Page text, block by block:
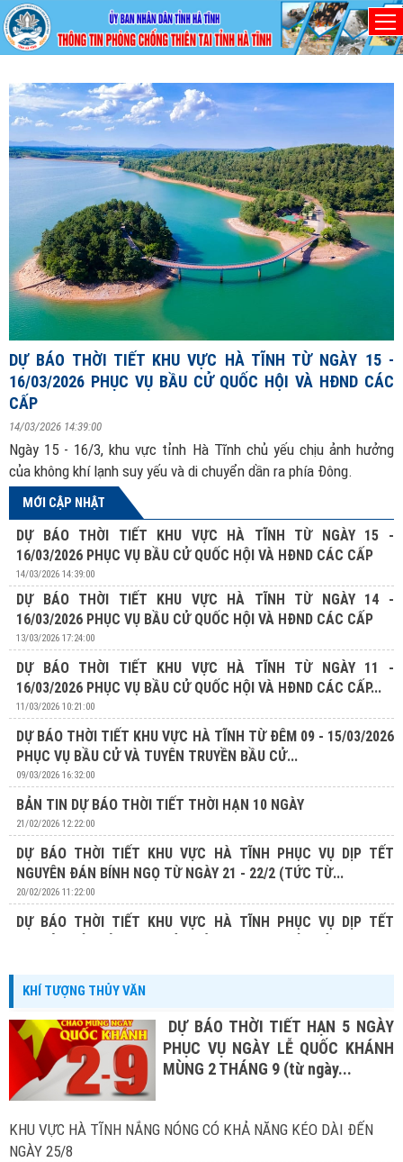
Thứ Hai, 10/8/2026
DỰ BÁO THỜI TIẾT KHU VỰC HÀ TĨNH TỪ NGÀY 15 -
16/03/2026 PHỤC VỤ BẦU CỬ QUỐC HỘI VÀ HĐND CÁC
CẤP
14/03/2026 14:39:00
Ngày 15 - 16/3, khu vực tỉnh Hà Tĩnh chủ yếu chịu ảnh hưởng
của không khí lạnh suy yếu và di chuyển dần ra phía Đông.
MỚI CẬP NHẬT
DỰ BÁO THỜI TIẾT KHU VỰC HÀ TĨNH TỪ NGÀY 15 -
16/03/2026 PHỤC VỤ BẦU CỬ QUỐC HỘI VÀ HĐND CÁC CẤP
14/03/2026 14:39:00
DỰ BÁO THỜI TIẾT KHU VỰC HÀ TĨNH TỪ NGÀY 14 -
16/03/2026 PHỤC VỤ BẦU CỬ QUỐC HỘI VÀ HĐND CÁC CẤP
13/03/2026 17:24:00
DỰ BÁO THỜI TIẾT KHU VỰC HÀ TĨNH TỪ NGÀY 11 -
16/03/2026 PHỤC VỤ BẦU CỬ QUỐC HỘI VÀ HĐND CÁC CẤP...
11/03/2026 10:21:00
DỰ BÁO THỜI TIẾT KHU VỰC HÀ TĨNH TỪ ĐÊM 09 - 15/03/2026
PHỤC VỤ BẦU CỬ VÀ TUYÊN TRUYỀN BẦU CỬ...
09/03/2026 16:32:00
BẢN TIN DỰ BÁO THỜI TIẾT THỜI HẠN 10 NGÀY
21/02/2026 12:22:00
DỰ BÁO THỜI TIẾT KHU VỰC HÀ TĨNH PHỤC VỤ DỊP TẾT
NGUYÊN ĐÁN BÍNH NGỌ TỪ NGÀY 21 - 22/2 (TỨC TỪ...
20/02/2026 11:22:00
DỰ BÁO THỜI TIẾT KHU VỰC HÀ TĨNH PHỤC VỤ DỊP TẾT
KHÍ TƯỢNG THỦY VĂN
DỰ BÁO THỜI TIẾT HẠN 5 NGÀY
PHỤC VỤ NGÀY LỄ QUỐC KHÁNH
MÙNG 2 THÁNG 9 (từ ngày...
KHU VỰC HÀ TĨNH NẮNG NÓNG CÓ KHẢ NĂNG KÉO DÀI ĐẾN
NGÀY 25/8